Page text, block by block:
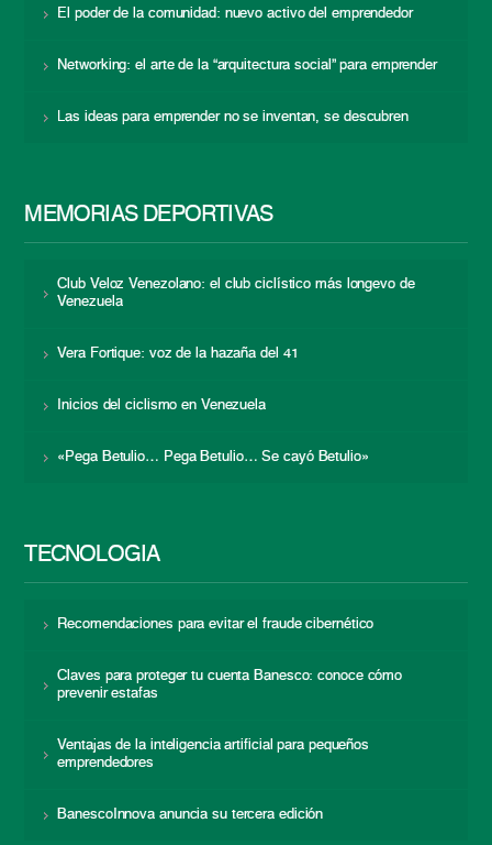
El poder de la comunidad: nuevo activo del emprendedor
Networking: el arte de la “arquitectura social” para emprender
Las ideas para emprender no se inventan, se descubren
MEMORIAS DEPORTIVAS
Club Veloz Venezolano: el club ciclístico más longevo de
Venezuela
Vera Fortique: voz de la hazaña del 41
Inicios del ciclismo en Venezuela
«Pega Betulio… Pega Betulio… Se cayó Betulio»
TECNOLOGÍA
Recomendaciones para evitar el fraude cibernético
Claves para proteger tu cuenta Banesco: conoce cómo
prevenir estafas
Ventajas de la inteligencia artificial para pequeños
emprendedores
BanescoInnova anuncia su tercera edición